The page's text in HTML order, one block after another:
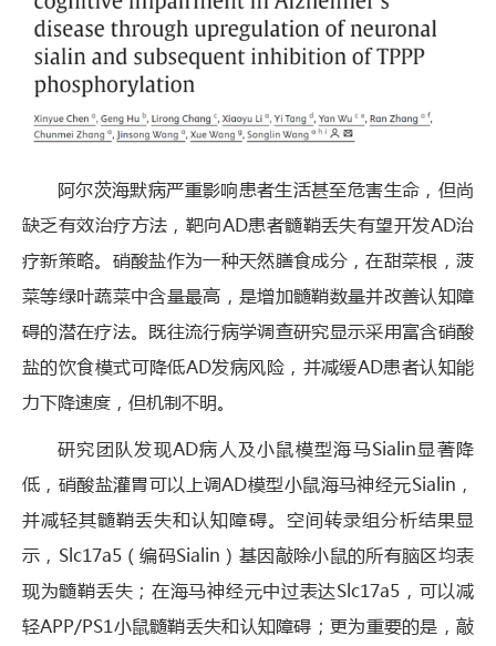
阿尔茨海默病严重影响患者生活甚至危害生命，但尚
缺乏有效治疗方法，靶向AD患者髓鞘丢失有望开发AD治
疗新策略。硝酸盐作为一种天然膳食成分，在甜菜根，菠
菜等绿叶蔬菜中含量最高，是增加髓鞘数量并改善认知障
碍的潜在疗法。既往流行病学调查研究显示采用富含硝酸
盐的饮食模式可降低AD发病风险，并减缓AD患者认知能
力下降速度，但机制不明。
研究团队发现AD病人及小鼠模型海马Sialin显著降
低，硝酸盐灌胃可以上调AD模型小鼠海马神经元Sialin，
并减轻其髓鞘丢失和认知障碍。空间转录组分析结果显
示，Slc17a5（编码Sialin）基因敲除小鼠的所有脑区均表
现为髓鞘丢失；在海马神经元中过表达Slc17a5，可以减
轻APP/PS1小鼠髓鞘丢失和认知障碍；更为重要的是，敲